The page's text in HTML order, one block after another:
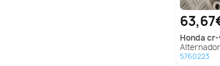
honda cr-
Alternador
5760223